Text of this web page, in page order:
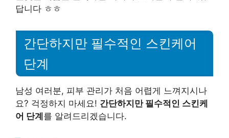
답니다 ㅎㅎ
간단하지만 필수적인 스킨케어
단계
남성 여러분, 피부 관리가 처음 어렵게 느껴지시나
요? 걱정하지 마세요! 간단하지만 필수적인 스킨케
어 단계를 알려드리겠습니다.